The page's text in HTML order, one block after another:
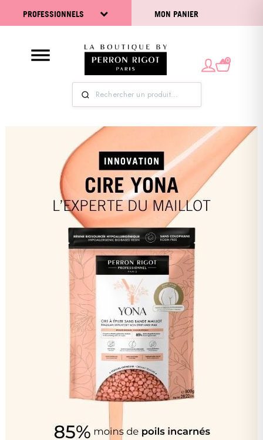
PROFESSIONNELS MON PANIER
0